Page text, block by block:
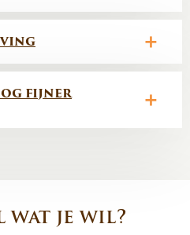
fijner
wat je wil?